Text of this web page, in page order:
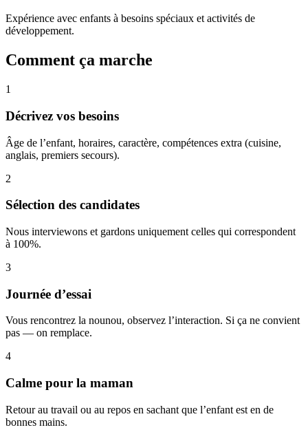
Expérience avec enfants à besoins spéciaux et activités de
développement.
Comment ça marche
1
Décrivez vos besoins
Âge de l’enfant, horaires, caractère, compétences extra (cuisine,
anglais, premiers secours).
2
Sélection des candidates
Nous interviewons et gardons uniquement celles qui correspondent
à 100%.
3
Journée d’essai
Vous rencontrez la nounou, observez l’interaction. Si ça ne convient
pas — on remplace.
4
Calme pour la maman
Retour au travail ou au repos en sachant que l’enfant est en de
bonnes mains.